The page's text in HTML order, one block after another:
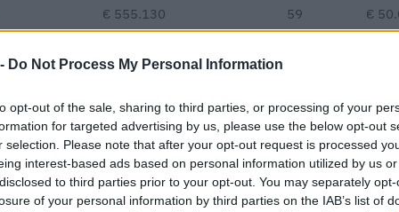
Do Not Process My Personal Information
opt-out of the sale, sharing to third parties, or processing of your
for targeted advertising by us, please use the below opt-out
selection. Please note that after your opt-out request is processed
interest-based ads based on personal information utilized by us
to third parties prior to your opt-out. You may separately
of your personal information by third parties on the IAB’s list of
€ 555.130 59 €
€ 960.538
€ 154.448
Fatturato per dipendente